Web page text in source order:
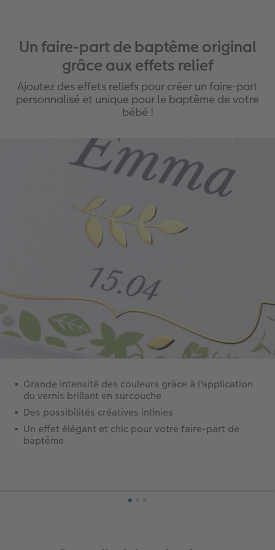
Un faire-part de baptême original
grâce aux effets relief
Ajoutez des effets reliefs pour créer un faire-part
personnalisé et unique pour le baptême de votre
bébé !
Grande intensité des couleurs grâce à l'application
du vernis brillant en surcouche
Des possibilités créatives infinies
Un effet élégant et chic pour votre faire-part de
baptême